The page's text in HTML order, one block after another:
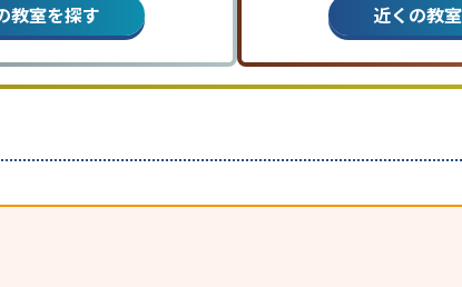
教室を探す 近くの教